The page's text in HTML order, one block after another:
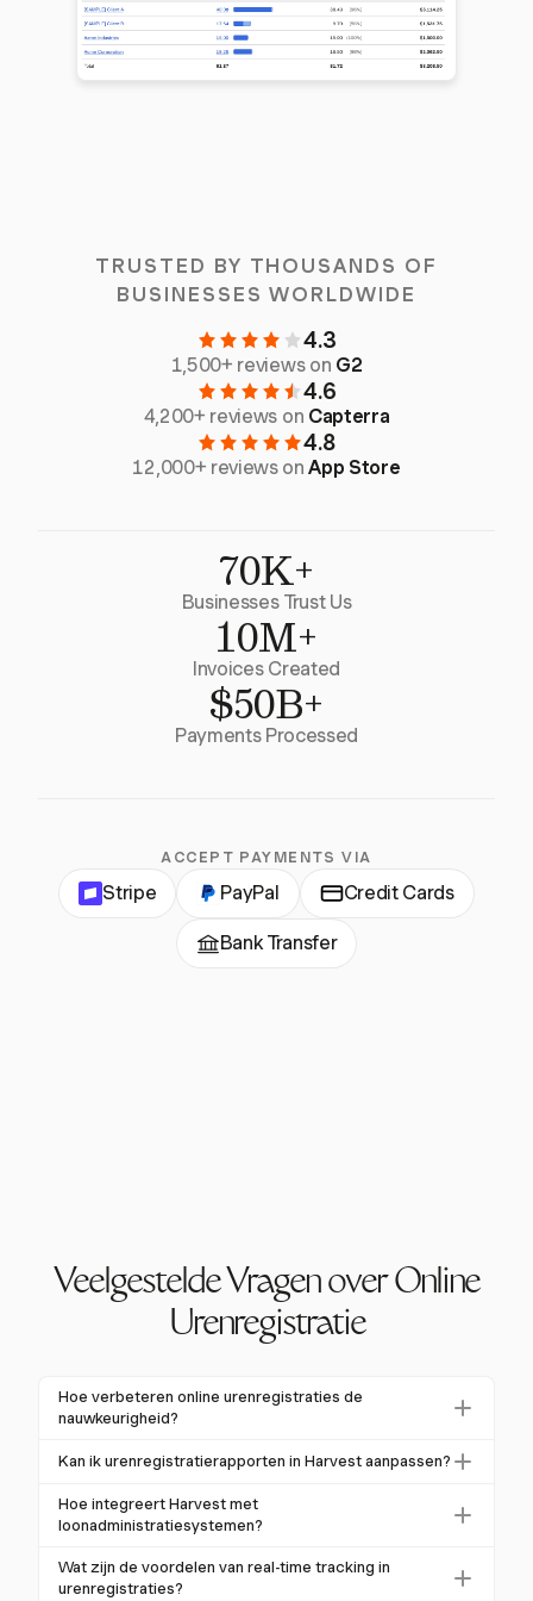
TRUSTED BY THOUSANDS OF
BUSINESSES WORLDWIDE
4.3
1,500+ reviews on G2
4.6
4,200+ reviews on Capterra
4.8
12,000+ reviews onApp Store
70K+
Businesses Trust Us
10M+
Invoices Created
$50B+
Payments Processed
ACCEPT PAYMENTS VIA
Stripe PayPal Credit Cards
Bank Transfer
Veelgestelde Vragen over Online
Urenregistratie
Hoe verbeteren online urenregistraties de
nauwkeurigheid?
Online urenregistraties verminderen fouten die
een foutpercentage van 1% tot 8% kunnen hebben.
Geautomatiseerde gegevensinvoer en real-time
tracking zorgen voor nauwkeurige registraties.
Kan ik urenregistratierapporten in Harvest aanpassen?
Ja, Harvest biedt uitgebreide mogelijkheden voor het
aanpassen van urenrapporten. Je kunt rapporten
aangepaste velden toevoegen voor specifieke
Hoe integreert Harvest met
loonadministratiesystemen?
Harvest integreert met populaire
loonadministratiesystemen zoals QuickBooks en
Wat zijn de voordelen van real-time tracking in
urenregistraties?